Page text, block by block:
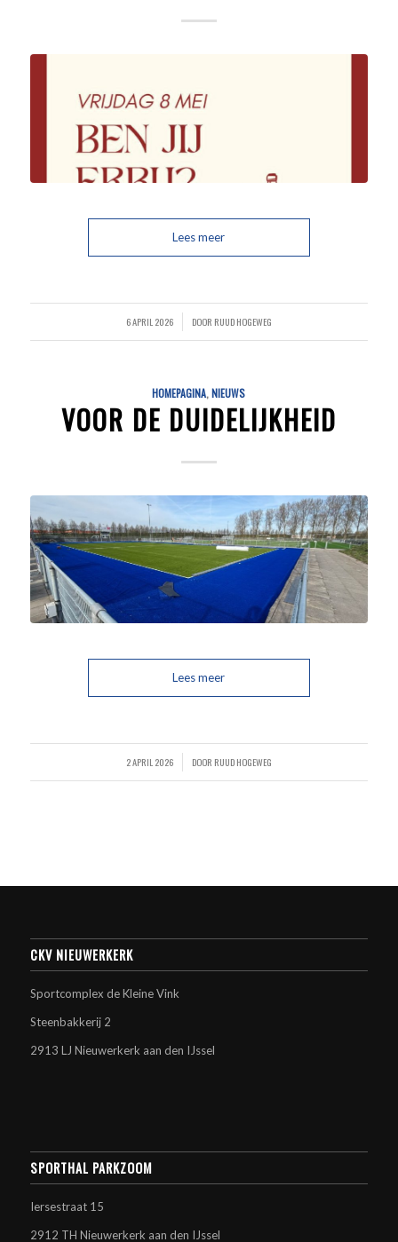
Lees meer
6 APRIL 2026
/ DOOR RUUD HOGEWEG
HOMEPAGINA,NIEUWS
VOOR DE DUIDELIJKHEID
Lees meer
2 APRIL 2026
/ DOOR RUUD HOGEWEG
CKV NIEUWERKERK
Sportcomplex de Kleine Vink
Steenbakkerij 2
2913 LJ Nieuwerkerk aan den IJssel
SPORTHAL PARKZOOM
Iersestraat 15
2912 TH Nieuwerkerk aan den IJssel